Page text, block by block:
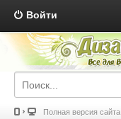
Войти
Полная версия сайта